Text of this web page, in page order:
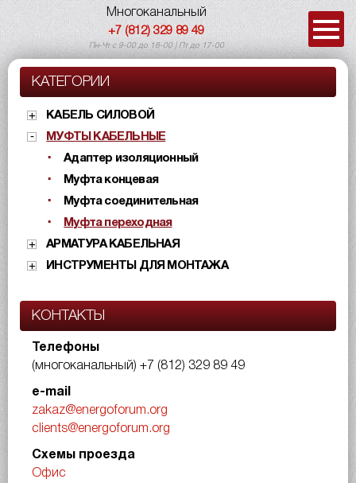
Многоканальный
+7 (812) 329 89 49
Пн-Чт с 9-00 до 18-00 | Пт до 17-00
КАТЕГОРИИ
КАБЕЛЬ СИЛОВОЙ
МУФТЫ КАБЕЛЬНЫЕ
Адаптер изоляционный
Муфта концевая
Муфта соединительная
Муфта переходная
АРМАТУРА КАБЕЛЬНАЯ
ИНСТРУМЕНТЫ ДЛЯ МОНТАЖА
КОНТАКТЫ
Телефоны
(многоканальный) +7 (812) 329 89 49
e-mail
zakaz@energoforum.org
clients@energoforum.org
Схемы проезда
Офис